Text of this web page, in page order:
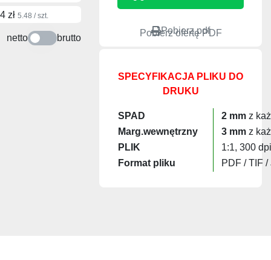
zł 5.48 / szt.
netto brutto
Pobierz pdf
Pobierz ofertę PDF
SPECYFIKACJA PLIKU DO
DRUKU
SPAD 2 mm z
Marg.wewnętrzny
3 mm z
PLIK
1:1, 300
Format pliku
PDF / TIF /